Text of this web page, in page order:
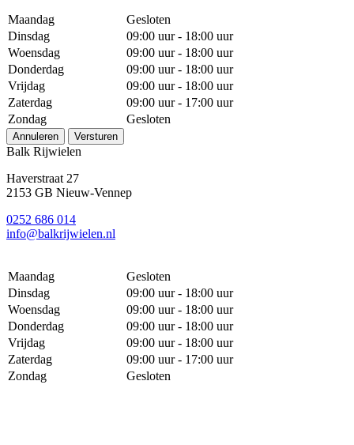
Maandag
Gesloten
Dinsdag
09:00 uur - 18:00 uur
Woensdag
09:00 uur - 18:00 uur
Donderdag
09:00 uur - 18:00 uur
Vrijdag
09:00 uur - 18:00 uur
Zaterdag
09:00 uur - 17:00 uur
Zondag
Gesloten
Annuleren Versturen
Balk Rijwielen
Haverstraat 27
2153 GB Nieuw-Vennep
0252 686 014
info@balkrijwielen.nl
Maandag
Gesloten
Dinsdag
09:00 uur - 18:00 uur
Woensdag
09:00 uur - 18:00 uur
Donderdag
09:00 uur - 18:00 uur
Vrijdag
09:00 uur - 18:00 uur
Zaterdag
09:00 uur - 17:00 uur
Zondag
Gesloten